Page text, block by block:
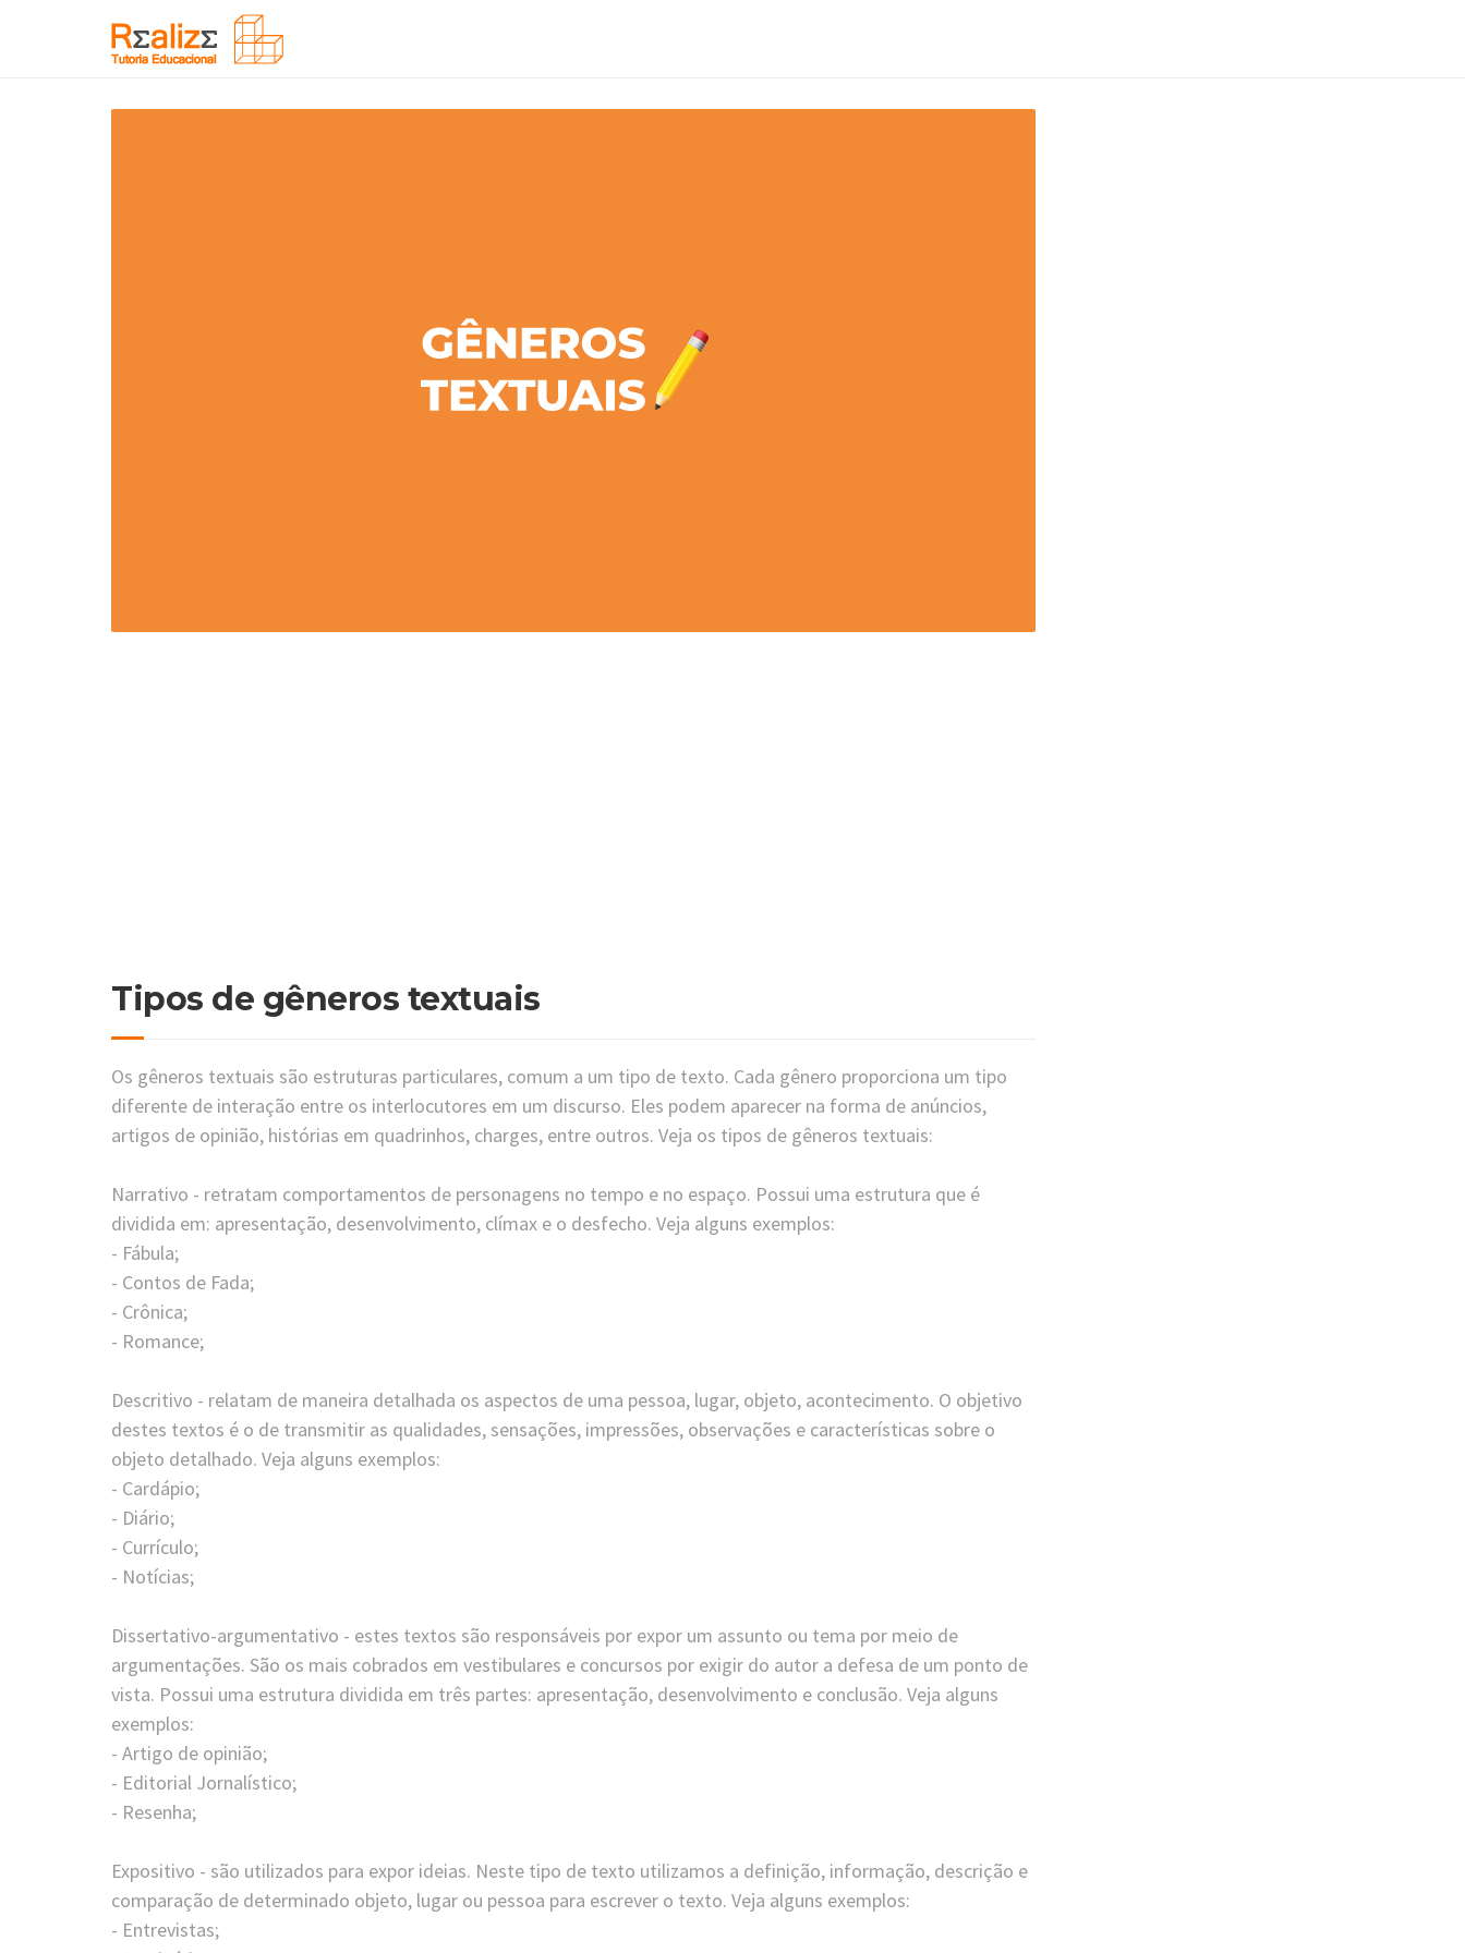
Tipos de gêneros textuais
Os gêneros textuais são estruturas particulares, comum a um tipo de texto. Cada gênero proporciona um tipo
diferente de interação entre os interlocutores em um discurso. Eles podem aparecer na forma de anúncios,
artigos de opinião, histórias em quadrinhos, charges, entre outros. Veja os tipos de gêneros textuais:
Narrativo - retratam comportamentos de personagens no tempo e no espaço. Possui uma estrutura que é
dividida em: apresentação, desenvolvimento, clímax e o desfecho. Veja alguns exemplos:
- Fábula;
- Contos de Fada;
- Crônica;
- Romance;
Descritivo - relatam de maneira detalhada os aspectos de uma pessoa, lugar, objeto, acontecimento. O objetivo
destes textos é o de transmitir as qualidades, sensações, impressões, observações e características sobre o
objeto detalhado. Veja alguns exemplos:
- Cardápio;
- Diário;
- Currículo;
- Notícias;
Dissertativo-argumentativo - estes textos são responsáveis por expor um assunto ou tema por meio de
argumentações. São os mais cobrados em vestibulares e concursos por exigir do autor a defesa de um ponto de
vista. Possui uma estrutura dividida em três partes: apresentação, desenvolvimento e conclusão. Veja alguns
exemplos:
- Artigo de opinião;
- Editorial Jornalístico;
- Resenha;
Expositivo - são utilizados para expor ideias. Neste tipo de texto utilizamos a definição, informação, descrição e
comparação de determinado objeto, lugar ou pessoa para escrever o texto. Veja alguns exemplos:
- Entrevistas;